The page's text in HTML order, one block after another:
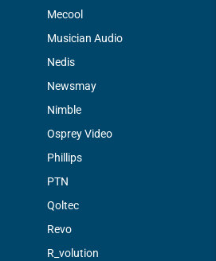
Mecool
Musician Audio
Nedis
Newsmay
Nimble
Osprey Video
Phillips
PTN
Qoltec
Revo
R_volution